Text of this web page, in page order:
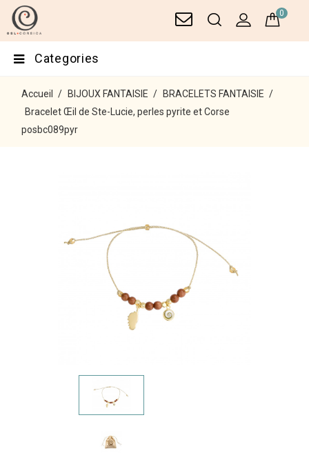
0
Categories
Accueil BIJOUX FANTAISIE
BRACELETS FANTAISIE
Bracelet Œil de Ste-Lucie, perles pyrite et Corse
posbc089pyr